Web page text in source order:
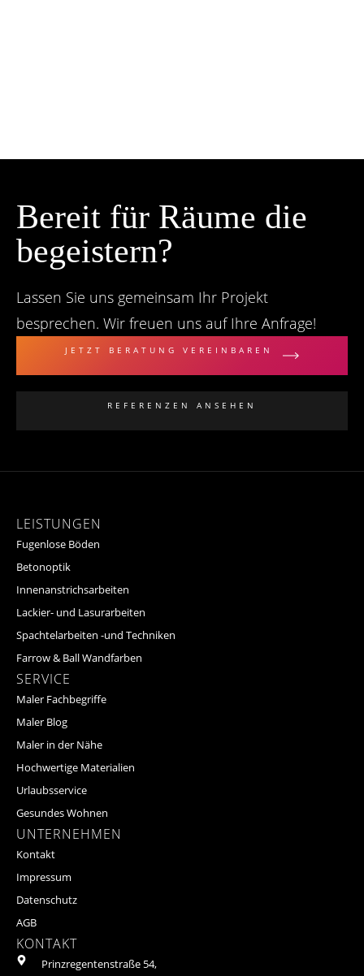
Bereit für Räume die
begeistern?
Lassen Sie uns gemeinsam Ihr Projekt
besprechen. Wir freuen uns auf Ihre Anfrage!
JETZT BERATUNG VEREINBAREN
REFERENZEN ANSEHEN
LEISTUNGEN
Fugenlose Böden
Betonoptik
Innenanstrichsarbeiten
Lackier- und Lasurarbeiten
Spachtelarbeiten -und Techniken
Farrow & Ball Wandfarben
SERVICE
Maler Fachbegriffe
Maler Blog
Maler in der Nähe
Hochwertige Materialien
Urlaubsservice
Gesundes Wohnen
UNTERNEHMEN
Kontakt
Impressum
Datenschutz
AGB
KONTAKT
Prinzregentenstraße 54,